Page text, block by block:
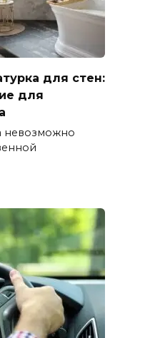
для стен:
для
невозможно